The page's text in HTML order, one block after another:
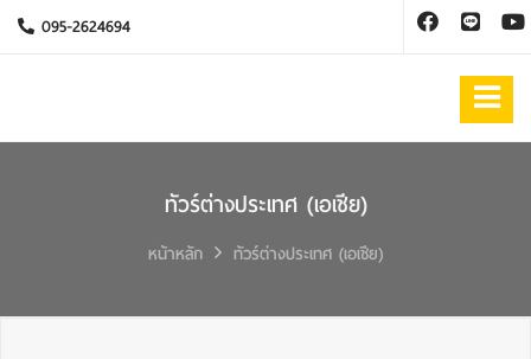
095-2624694
ทัวร์ต่างประเทศ (เอเชีย)
หน้าหลัก ทัวร์ต่างประเทศ (เอเชีย)